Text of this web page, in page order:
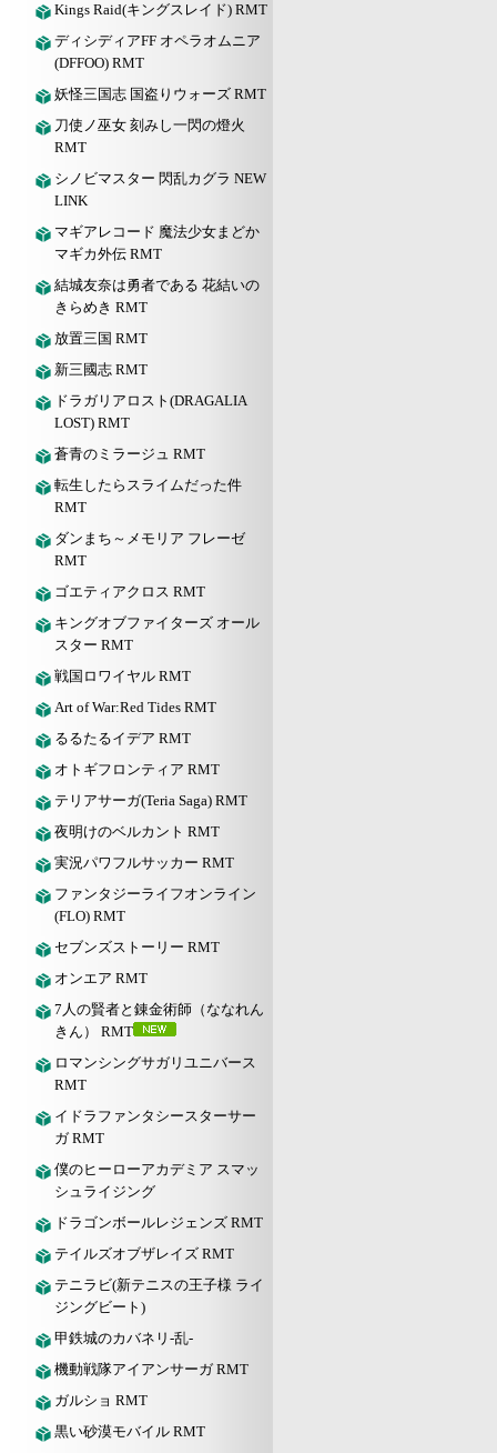
Kings Raid(キングスレイド) RMT
ディシディアFF オペラオムニア
(DFFOO) RMT
妖怪三国志 国盗りウォーズ RMT
刀使ノ巫女 刻みし一閃の燈火
RMT
シノビマスター 閃乱カグラ NEW
LINK
マギアレコード 魔法少女まどか
マギカ外伝 RMT
結城友奈は勇者である 花結いの
きらめき RMT
放置三国 RMT
新三國志 RMT
ドラガリアロスト(DRAGALIA
LOST) RMT
蒼青のミラージュ RMT
転生したらスライムだった件
RMT
ダンまち～メモリア フレーゼ
RMT
ゴエティアクロス RMT
キングオブファイターズ オール
スター RMT
戦国ロワイヤル RMT
Art of War:Red Tides RMT
るるたるイデア RMT
オトギフロンティア RMT
テリアサーガ(Teria Saga) RMT
夜明けのベルカント RMT
実況パワフルサッカー RMT
ファンタジーライフオンライン
(FLO) RMT
セブンズストーリー RMT
オンエア RMT
7人の賢者と錬金術師（ななれん
きん） RMT
ロマンシングサガリユニバース
RMT
イドラファンタシースターサー
ガ RMT
僕のヒーローアカデミア スマッ
シュライジング
ドラゴンボールレジェンズ RMT
テイルズオブザレイズ RMT
テニラビ(新テニスの王子様 ライ
ジングビート)
甲鉄城のカバネリ-乱-
機動戦隊アイアンサーガ RMT
ガルショ RMT
黒い砂漠モバイル RMT